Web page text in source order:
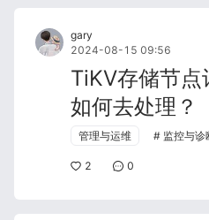
gary
2024-08-15 09:56
TiKV存储节点
如何去处理？
管理与运维 监控与诊
2 0